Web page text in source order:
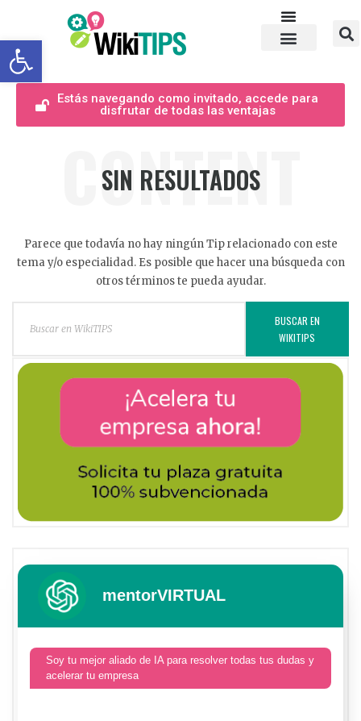
Abrir barra de herramientas
Estás navegando como invitado, accede para
disfrutar de todas las ventajas
CONTENT
SIN RESULTADOS
Parece que todavía no hay ningún Tip relacionado con este
tema y/o especialidad. Es posible que hacer una búsqueda con
otros términos te pueda ayudar.
BUSCAR EN
WIKITIPS
mentorVIRTUAL
Soy tu mejor aliado de IA para resolver todas tus dudas y
acelerar tu empresa